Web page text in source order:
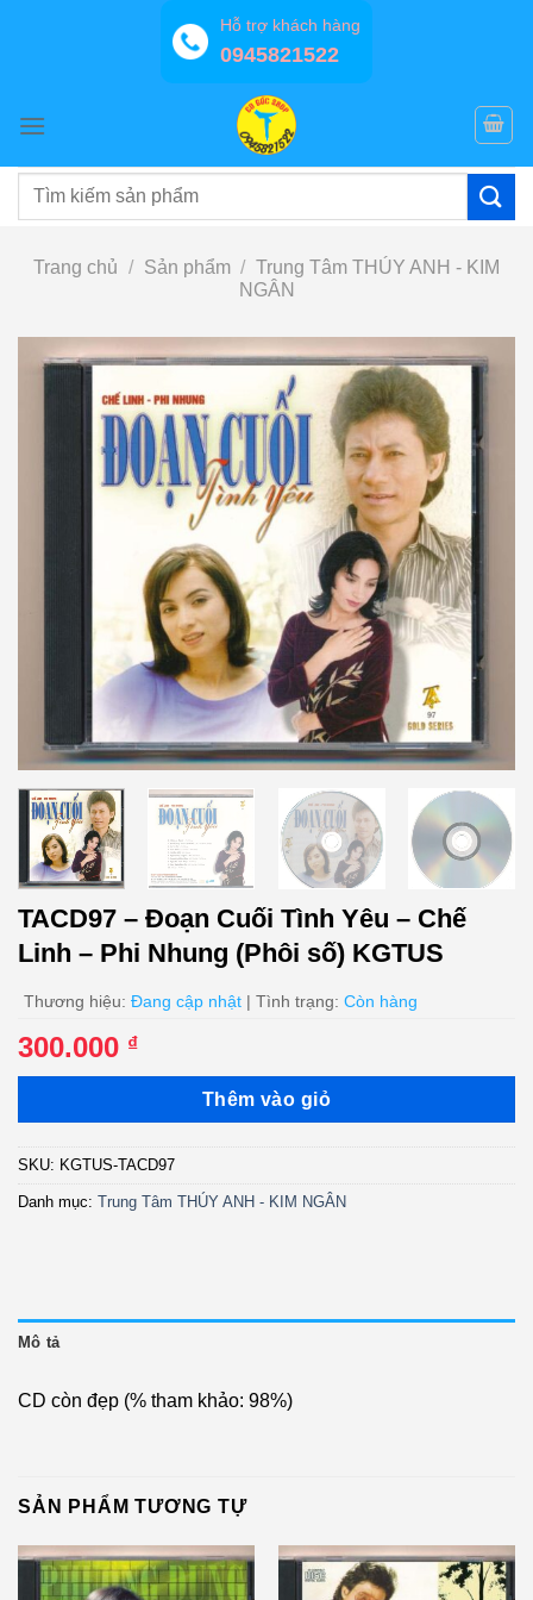
Hỗ trợ khách hàng
0945821522
Tìm
Trang chủ / Sản phẩm / Trung Tâm THÚY ANH - KIM
NGÂN
TACD97 – Đoạn Cuối Tình Yêu – Chế
Linh – Phi Nhung (Phôi số) KGTUS
Thương hiệu: Đang cập nhật | Tình trạng: Còn hàng
300.000 ₫
Thêm vào giỏ
SKU: KGTUS-TACD97
Danh mục: Trung Tâm THÚY ANH - KIM NGÂN
Mô tả
CD còn đẹp (% tham khảo: 98%)
SẢN PHẨM TƯƠNG TỰ